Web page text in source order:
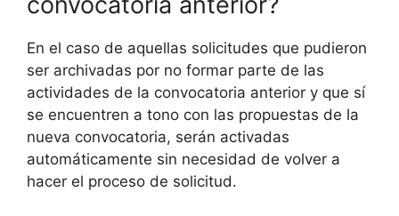
En el caso de aquellas solicitudes que pudieron
ser archivadas por no formar parte de las
actividades de la convocatoria anterior y que sí
se encuentren a tono con las propuestas de la
nueva convocatoria, serán activadas
automáticamente sin necesidad de volver a
hacer el proceso de solicitud.